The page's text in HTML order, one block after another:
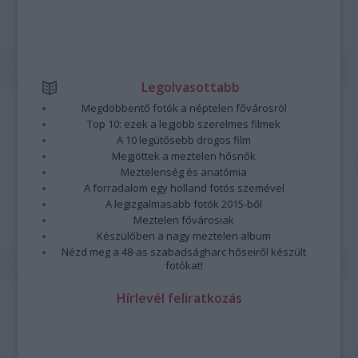
Legolvasottabb
Megdöbbentő fotók a néptelen fővárosról
Top 10: ezek a legjobb szerelmes filmek
A 10 legütősebb drogos film
Megjöttek a meztelen hősnők
Meztelenség és anatómia
A forradalom egy holland fotós szemével
A legizgalmasabb fotók 2015-ből
Meztelen fővárosiak
Készülőben a nagy meztelen album
Nézd meg a 48-as szabadságharc hőseiről készült
fotókat!
Hírlevél feliratkozás